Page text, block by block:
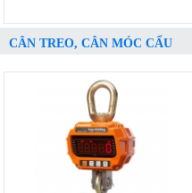
CÂN TREO, CÂN MÓC CẨU